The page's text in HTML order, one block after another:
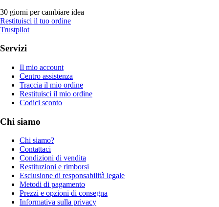
30 giorni per cambiare idea
Restituisci il tuo ordine
Trustpilot
Servizi
Il mio account
Centro assistenza
Traccia il mio ordine
Restituisci il mio ordine
Codici sconto
Chi siamo
Chi siamo?
Contattaci
Condizioni di vendita
Restituzioni e rimborsi
Esclusione di responsabilità legale
Metodi di pagamento
Prezzi e opzioni di consegna
Informativa sulla privacy